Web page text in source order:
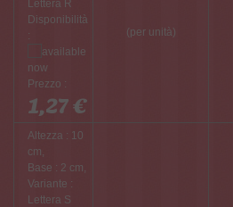
Lettera R
Disponibilità
:
Prezzo :
1,27 €
(per unità)
Altezza : 10
cm,
Base : 2 cm,
Variante :
Lettera S